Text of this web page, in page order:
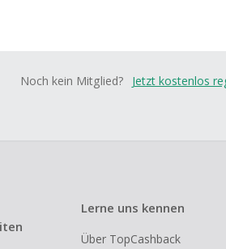
Noch kein Mitglied? Jetzt kostenlos
Lerne uns kennen
Über TopCashback